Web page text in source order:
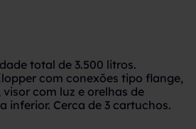
total de 3.500 litros.
com conexões tipo flange,
com luz e orelhas de
inferior. Cerca de 3 cartuchos.